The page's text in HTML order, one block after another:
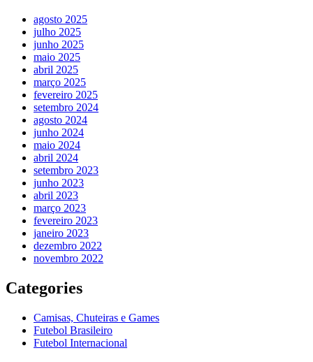
agosto 2025
julho 2025
junho 2025
maio 2025
abril 2025
março 2025
fevereiro 2025
setembro 2024
agosto 2024
junho 2024
maio 2024
abril 2024
setembro 2023
junho 2023
abril 2023
março 2023
fevereiro 2023
janeiro 2023
dezembro 2022
novembro 2022
Categories
Camisas, Chuteiras e Games
Futebol Brasileiro
Futebol Internacional